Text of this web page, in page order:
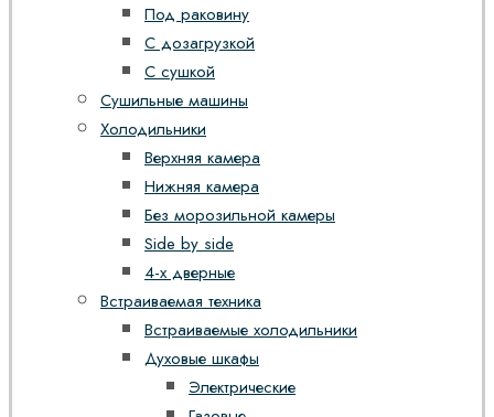
Под раковину
С дозагрузкой
С сушкой
Сушильные машины
Холодильники
Верхняя камера
Нижняя камера
Без морозильной камеры
Side by side
4-х дверные
Встраиваемая техника
Встраиваемые холодильники
Духовые шкафы
Электрические